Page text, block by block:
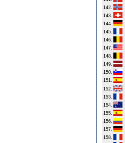
142.
143.
144.
145.
146.
147.
148.
149.
150.
151.
152.
153.
154.
155.
156.
157.
158.